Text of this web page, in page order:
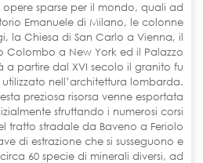
opere sparse per il mondo, quali ad
Emanuele di Milano, le colonne
la Chiesa di San Carlo a Vienna, il
Colombo a New York ed il Palazzo
a partire dal XVI secolo il granito fu
nell’architettura lombarda.
preziosa risorsa venne esportata
sfruttando i numerosi corsi
tratto stradale da Baveno a Feriolo
di estrazione che si susseguono e
60 specie di minerali diversi, ad